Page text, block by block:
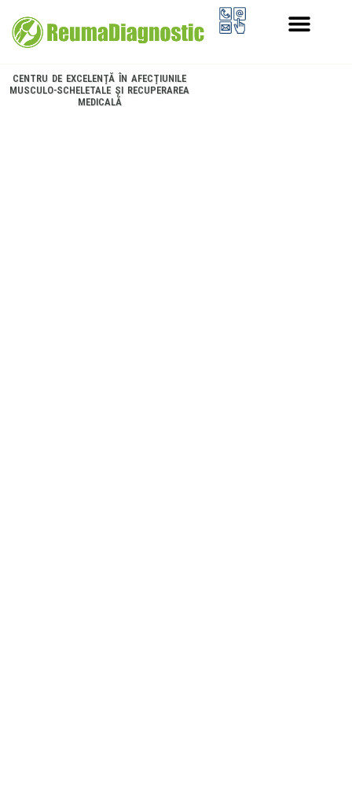
CENTRU DE EXCELENȚĂ ÎN AFECȚIUNILE
MUSCULO-SCHELETALE ȘI RECUPERAREA
MEDICALĂ